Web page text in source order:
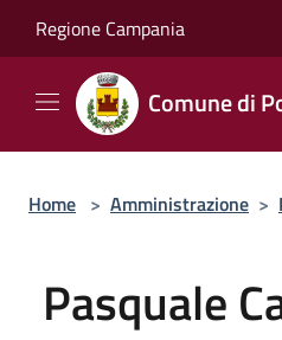
Regione Campania
Comune di
Home > Amministrazione >
Pasquale